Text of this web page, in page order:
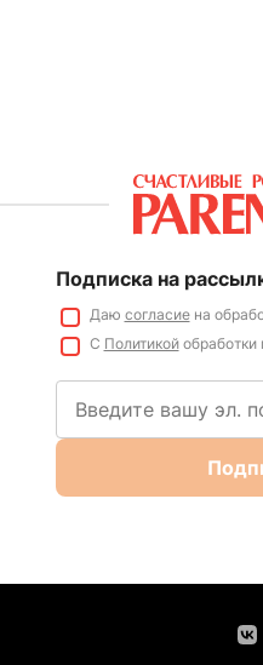
Подписка на
Даю согласиена
С Политикойобработки